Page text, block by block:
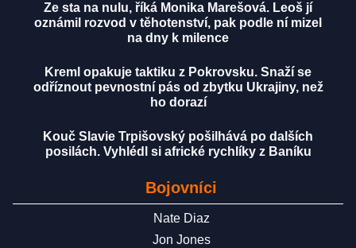
Ze sta na nulu, říká Monika Marešová. Leoš jí
oznámil rozvod v těhotenství, pak podle ní mizel
na dny k milence
Kreml opakuje taktiku z Pokrovsku. Snaží se
odříznout pevnostní pás od zbytku Ukrajiny, než
ho dorazí
Kouč Slavie Trpišovský pošilhává po dalších
posilách. Vyhlédl si africké rychlíky z Baníku
Bojovníci
Nate Diaz
Jon Jones